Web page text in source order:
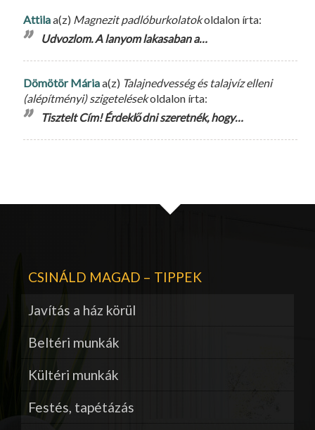
Attilaa(z) Magnezit padlóburkolatokoldalon írta:
Udvozlom. A lanyom lakasaban a…
Dömötör Máriaa(z) Talajnedvesség és talajvíz elleni
(alépítményi) szigetelésekoldalon írta:
Tisztelt Cím! Érdeklődni szeretnék, hogy…
CSINÁLD MAGAD – TIPPEK
Javítás a ház körül
Beltéri munkák
Kültéri munkák
Festés, tapétázás